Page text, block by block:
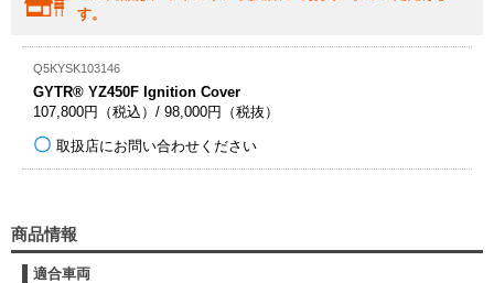
す。
Q5KYSK103146
GYTR® YZ450F Ignition Cover
107,800円（税込）/ 98,000円（税抜）
取扱店にお問い合わせください
商品情報
適合車両